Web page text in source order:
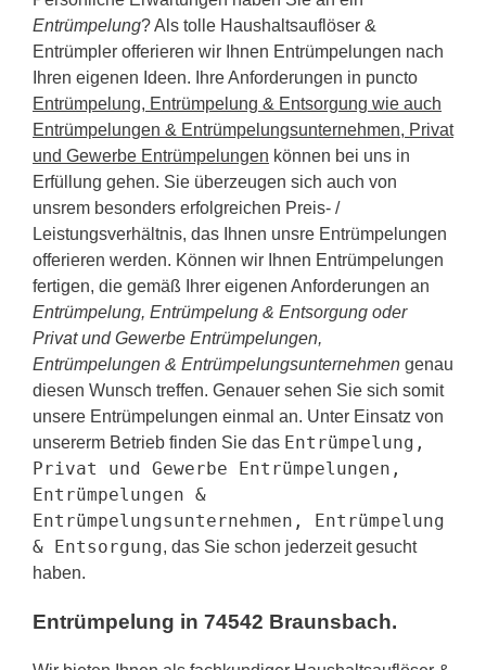
Entrümpelung? Als tolle Haushaltsauflöser &
Entrümpler offerieren wir Ihnen Entrümpelungen nach
Ihren eigenen Ideen. Ihre Anforderungen in puncto
Entrümpelung, Entrümpelung & Entsorgung wie auch
Entrümpelungen & Entrümpelungsunternehmen, Privat
und Gewerbe Entrümpelungen können bei uns in
Erfüllung gehen. Sie überzeugen sich auch von
unsrem besonders erfolgreichen Preis- /
Leistungsverhältnis, das Ihnen unsre Entrümpelungen
offerieren werden. Können wir Ihnen Entrümpelungen
fertigen, die gemäß Ihrer eigenen Anforderungen an
Entrümpelung, Entrümpelung & Entsorgung oder
Privat und Gewerbe Entrümpelungen,
Entrümpelungen & Entrümpelungsunternehmen genau
diesen Wunsch treffen. Genauer sehen Sie sich somit
unsere Entrümpelungen einmal an. Unter Einsatz von
unsererm Betrieb finden Sie das Entrümpelung,
Privat und Gewerbe Entrümpelungen,
Entrümpelungen &
Entrümpelungsunternehmen, Entrümpelung
& Entsorgung, das Sie schon jederzeit gesucht
haben.
Entrümpelung in 74542 Braunsbach.